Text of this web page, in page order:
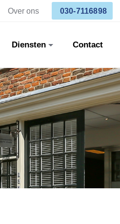
Over ons 030-7116898
Diensten Contact